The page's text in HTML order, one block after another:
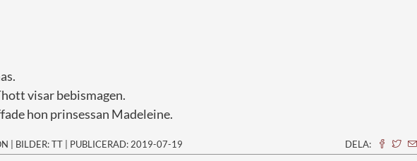
visar bebismagen.
hon prinsessan Madeleine.
| BILDER: TT | PUBLICERAD: 2019-07-19 DELA: